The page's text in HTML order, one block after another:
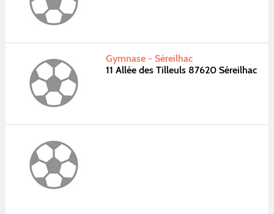
Gymnase - Séreilhac
11 Allée des Tilleuls 87620 Séreilhac